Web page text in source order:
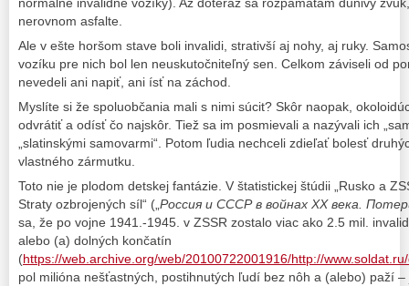
nerovnom asfalte.
Ale v ešte horšom stave boli invalidi, strativší aj nohy, aj ruky.
vozíku pre nich bol len neuskutočniteľný sen. Celkom záviseli od
nevedeli ani napiť, ani ísť na záchod.
Myslíte si že spoluobčania mali s nimi súcit? Skôr naopak,
odvrátiť a odísť čo najskôr. Tiež sa im posmievali a nazývali ich
„slatinskými samovarmi“. Potom ľudia nechceli zdieľať bolesť
vlastného zármutku.
Toto nie je plodom detskej fantázie. V štatistickej štúdii „Rusko a
Straty ozbrojených síl“ („Россия и СССР в войнах XX века.
sa, že po vojne 1941.-1945. v ZSSR zostalo viac ako 2.5 mil.
alebo (a) dolných končatín
(https://web.archive.org/web/20100722001916/http://
pol milióna nešťastných, postihnutých ľudí bez nôh a (alebo) paží